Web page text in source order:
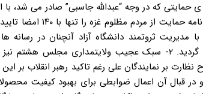
حالی بود که در همان
مدیریت ثروتمند دانشگاه آزاد آنچنان در
«یکشنبه سیاه مجلس هشتم» موسوم گردید. ۲- سبک عجیب
بر نمایندگان علی رغم تاکید رهبر انقلاب بر
در قبال آن اعمال ضوابطی برای بهبود کیفیت